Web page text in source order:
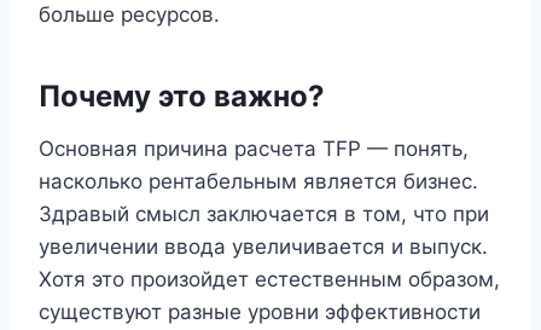
больше ресурсов.
Почему это важно?
Основная причина расчета TFP — понять,
насколько рентабельным является бизнес.
Здравый смысл заключается в том, что при
увеличении ввода увеличивается и выпуск.
Хотя это произойдет естественным образом,
существуют разные уровни эффективности